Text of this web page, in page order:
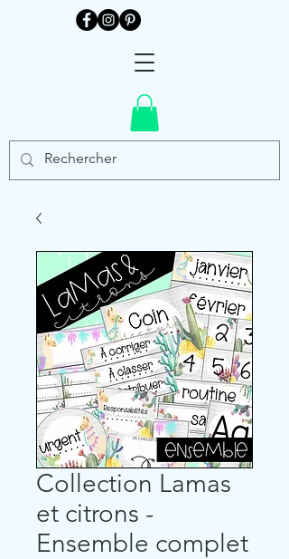
Collection Lamas
et citrons -
Ensemble complet